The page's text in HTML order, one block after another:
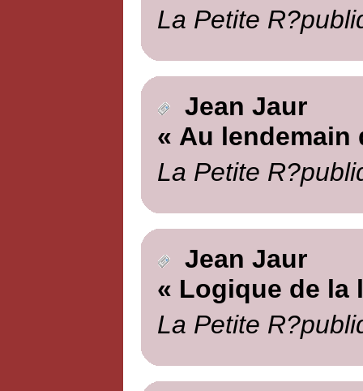
La Petite
Jean Jaur
« Au
La Petite
Jean Jaur
« Logique de la
La Petite